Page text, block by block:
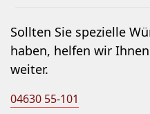
Sollten Sie spezielle
haben, helfen wir
weiter.
04630 55-101